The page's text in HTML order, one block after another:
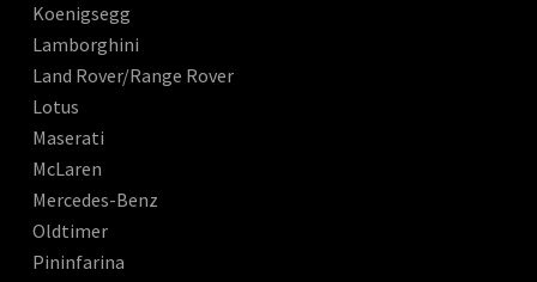
Koenigsegg
Lamborghini
Land Rover/Range Rover
Lotus
Maserati
McLaren
Mercedes-Benz
Oldtimer
Pininfarina